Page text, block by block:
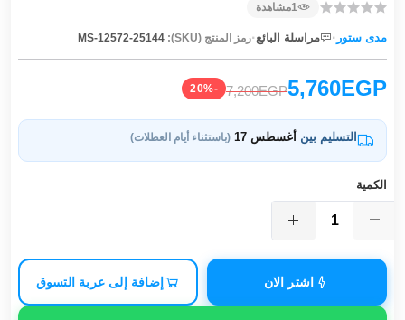
1مشاهدة
مدى ستور · مراسلة البائع·رمز المنتج (SKU): MS-12572-25144
5,760EGP
7,200EGP
-20%
التسليم بين أغسطس 17 (باستثناء أيام العطلات)
الكمية
اشتر الان إضافة إلى عربة التسوق